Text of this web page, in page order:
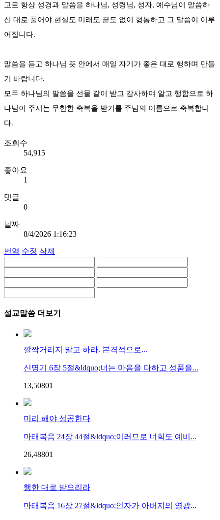
고로 항상 성경과 말씀을 하나님, 성령님, 성자, 예수님이 말씀하
신 대로 풀어야 현실도 미래도 끝도 없이 형통하고 그 말씀이 이루
어집니다.
말씀을 듣고 하나님 뜻 안에서 매일 자기가 좋은 대로 행하며 만들
기 바랍니다.
모두 하나님의 말씀을 선물 같이 받고 감사하며 알고 행함으로 하
나님이 주시는 무한한 축복을 받기를 주님의 이름으로 축복합니
다.
조회수
54,915
좋아요
1
댓글
0
날짜
8/4/2026 1:16:23
번역 수정 삭제
설교말씀 더보기
깔짝거리지 말고 하라. 본격적으로...
신명기 6장 5절&ldquo;너는 마음을 다하고 성품을...
13,50801
미리 해야 성공한다
마태복음 24장 44절&ldquo;이러므로 너희도 예비...
26,48801
행한 대로 받으리라
마태복음 16장 27절&ldquo;인자가 아버지의 영광...